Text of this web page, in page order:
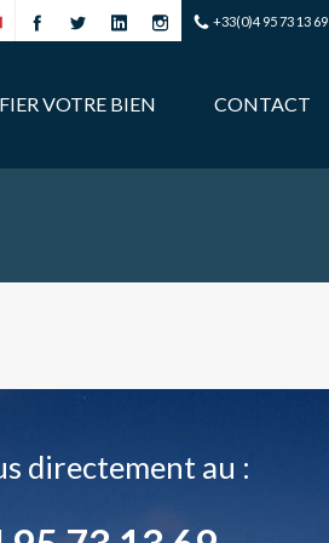
+33(0)4 95 73 13 69
VOTRE BIEN CONTACT
directement au :